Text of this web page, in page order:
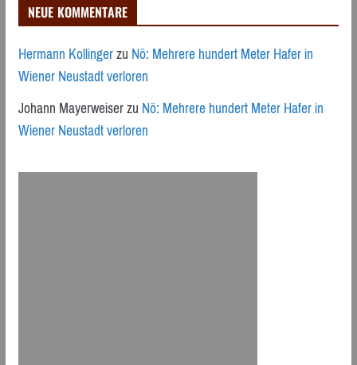
NEUE KOMMENTARE
Hermann KollingerzuNö: Mehrere hundert Meter Hafer in
Wiener Neustadt verloren
Johann MayerweiserzuNö: Mehrere hundert Meter Hafer in
Wiener Neustadt verloren